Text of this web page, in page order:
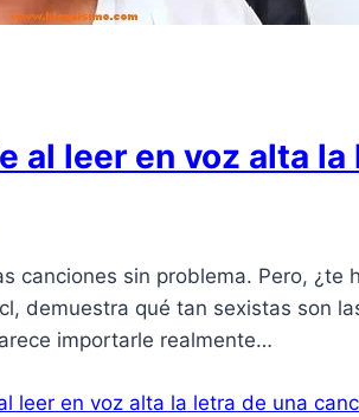
al leer en voz alta
canciones sin problema. Pero,
demuestra qué tan sexistas son
importarle realmente…
leer en voz alta la letra de una